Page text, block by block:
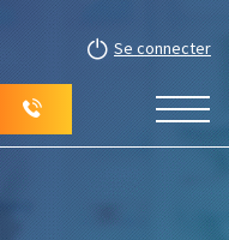
Se connecter